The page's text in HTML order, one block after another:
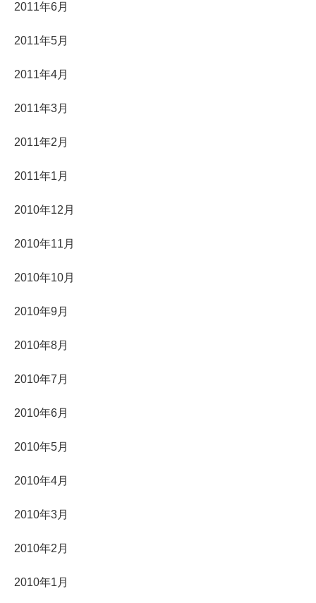
2011年6月
2011年5月
2011年4月
2011年3月
2011年2月
2011年1月
2010年12月
2010年11月
2010年10月
2010年9月
2010年8月
2010年7月
2010年6月
2010年5月
2010年4月
2010年3月
2010年2月
2010年1月